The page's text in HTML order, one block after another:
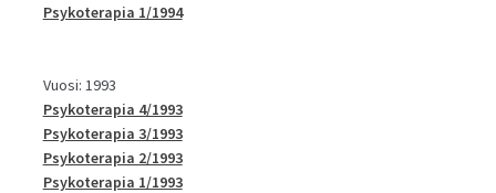
Psykoterapia 1/1994
Vuosi: 1993
Psykoterapia 4/1993
Psykoterapia 3/1993
Psykoterapia 2/1993
Psykoterapia 1/1993